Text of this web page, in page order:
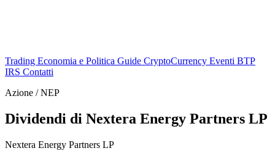
Trading Economia e Politica Guide CryptoCurrency Eventi BTP
IRS Contatti
Azione / NEP
Dividendi di Nextera Energy Partners LP
Nextera Energy Partners LP